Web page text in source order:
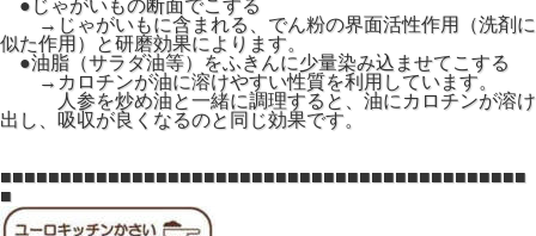
●じゃがいもの断面でこする
→じゃがいもに含まれる、でん粉の界面活性作用（洗剤に
似た作用）と研磨効果によります。
●油脂（サラダ油等）をふきんに少量染み込ませてこする
→カロチンが油に溶けやすい性質を利用しています。
人参を炒め油と一緒に調理すると、油にカロチンが溶け
出し、吸収が良くなるのと同じ効果です。
■■■■■■■■■■■■■■■■■■■■■■■■■■■■■■■■■■■■■■■■■■■■
■